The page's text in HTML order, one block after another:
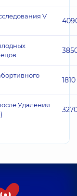
V
1810
Удаления